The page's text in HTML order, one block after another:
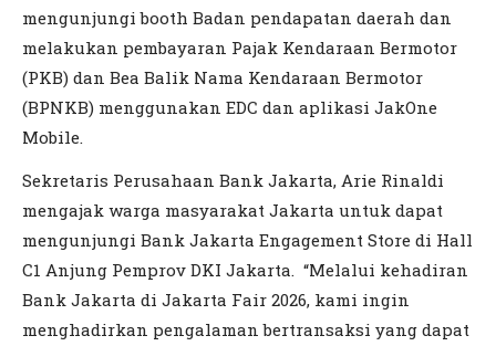
mengunjungi booth Badan pendapatan daerah dan
melakukan pembayaran Pajak Kendaraan Bermotor
(PKB) dan Bea Balik Nama Kendaraan Bermotor
(BPNKB) menggunakan EDC dan aplikasi JakOne
Mobile.
Sekretaris Perusahaan Bank Jakarta, Arie Rinaldi
mengajak warga masyarakat Jakarta untuk dapat
mengunjungi Bank Jakarta Engagement Store di Hall
C1 Anjung Pemprov DKI Jakarta. “Melalui kehadiran
Bank Jakarta di Jakarta Fair 2026, kami ingin
menghadirkan pengalaman bertransaksi yang dapat